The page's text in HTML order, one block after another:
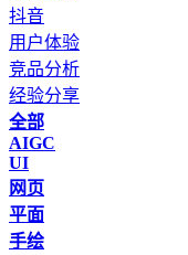
抖音
用户体验
竞品分析
经验分享
全部
AIGC
UI
网页
平面
手绘